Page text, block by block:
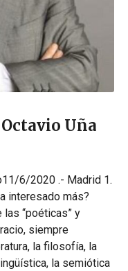
Uña
6/2020 .- Madrid 1.
interesado más?
“poéticas” y
siempre
la filosofía, la
la semiótica